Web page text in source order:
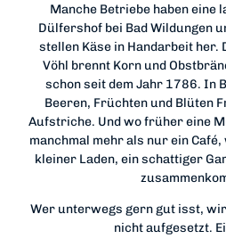
Manche Betriebe haben eine
Dülfershof bei Bad Wildungen
stellen Käse in Handarbeit her.
Vöhl brennt Korn und
schon seit dem Jahr 1786. In
Beeren, Früchten und Blüten
Aufstriche. Und wo früher eine
manchmal mehr als nur ein
kleiner Laden, ein schattiger
Wer unterwegs gern gut isst,
nicht aufgesetzt.